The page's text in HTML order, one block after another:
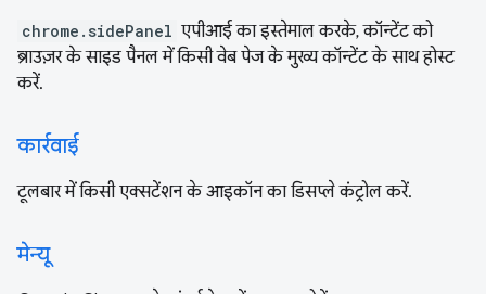
chrome.sidePanel एपीआई का इस्तेमाल करके, कॉन्टेंट को
ब्राउज़र के साइड पैनल में किसी वेब पेज के मुख्य कॉन्टेंट के साथ होस्ट
करें.
कार्रवाई
टूलबार में किसी एक्सटेंशन के आइकॉन का डिसप्ले कंट्रोल करें.
मेन्यू